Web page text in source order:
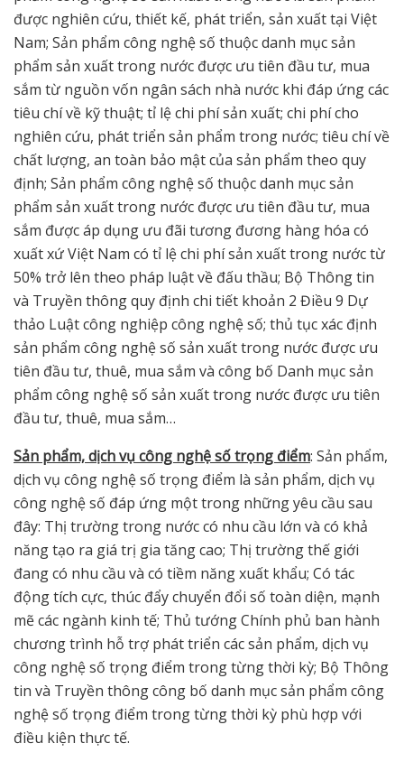
được nghiên cứu, thiết kế, phát triển, sản xuất tại Việt
Nam; Sản phẩm công nghệ số thuộc danh mục sản
phẩm sản xuất trong nước được ưu tiên đầu tư, mua
sắm từ nguồn vốn ngân sách nhà nước khi đáp ứng các
tiêu chí về kỹ thuật; tỉ lệ chi phí sản xuất; chi phí cho
nghiên cứu, phát triển sản phẩm trong nước; tiêu chí về
chất lượng, an toàn bảo mật của sản phẩm theo quy
định; Sản phẩm công nghệ số thuộc danh mục sản
phẩm sản xuất trong nước được ưu tiên đầu tư, mua
sắm được áp dụng ưu đãi tương đương hàng hóa có
xuất xứ Việt Nam có tỉ lệ chi phí sản xuất trong nước từ
50% trở lên theo pháp luật về đấu thầu; Bộ Thông tin
và Truyền thông quy định chi tiết khoản 2 Điều 9 Dự
thảo Luật công nghiệp công nghệ số; thủ tục xác định
sản phẩm công nghệ số sản xuất trong nước được ưu
tiên đầu tư, thuê, mua sắm và công bố Danh mục sản
phẩm công nghệ số sản xuất trong nước được ưu tiên
đầu tư, thuê, mua sắm…
Sản phẩm, dịch vụ công nghệ số trọng điểm: Sản phẩm,
dịch vụ công nghệ số trọng điểm là sản phẩm, dịch vụ
công nghệ số đáp ứng một trong những yêu cầu sau
đây: Thị trường trong nước có nhu cầu lớn và có khả
năng tạo ra giá trị gia tăng cao; Thị trường thế giới
đang có nhu cầu và có tiềm năng xuất khẩu; Có tác
động tích cực, thúc đẩy chuyển đổi số toàn diện, mạnh
mẽ các ngành kinh tế; Thủ tướng Chính phủ ban hành
chương trình hỗ trợ phát triển các sản phẩm, dịch vụ
công nghệ số trọng điểm trong từng thời kỳ; Bộ Thông
tin và Truyền thông công bố danh mục sản phẩm công
nghệ số trọng điểm trong từng thời kỳ phù hợp với
điều kiện thực tế.